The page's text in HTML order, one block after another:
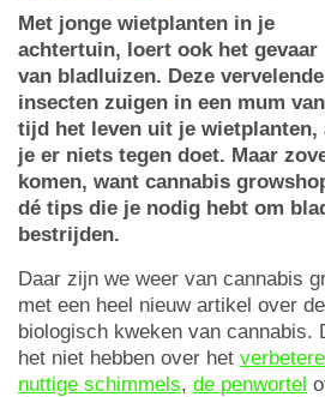
Met jonge wietplanten in je
achtertuin, loert ook het gevaar
van bladluizen. Deze vervelende
insecten zuigen in een mum van
tijd het leven uit je wietplanten,
je er niets tegen doet. Maar
komen, want cannabis
dé tips die je nodig hebt om
bestrijden.
Daar zijn we weer van cannabis
met een heel nieuw artikel over
biologisch kweken van cannabis.
het niet hebben over het
nuttige schimmels, de penwortel